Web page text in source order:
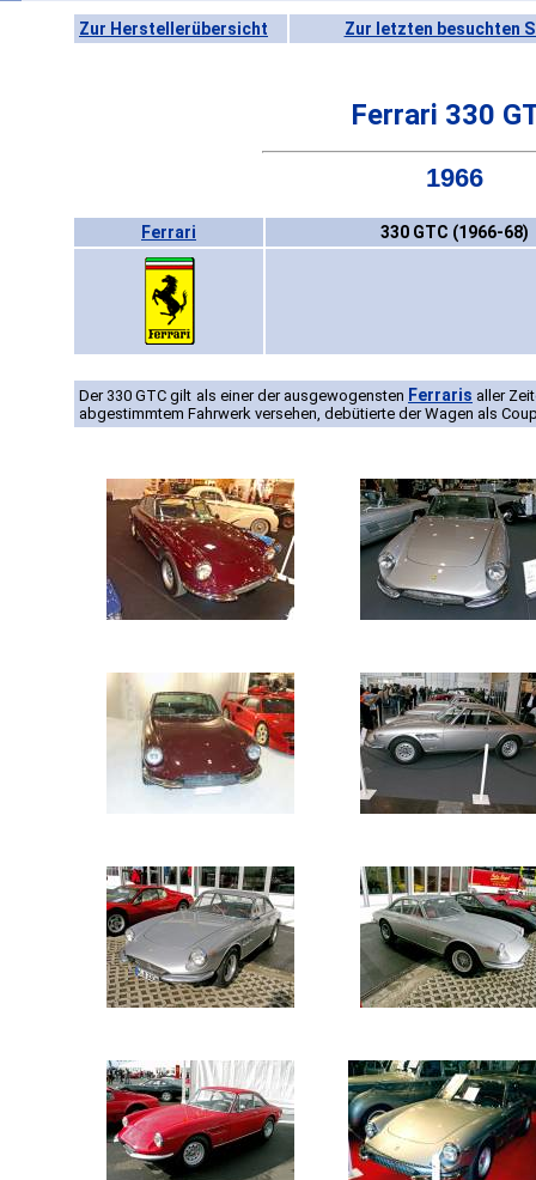
Zur Herstellerübersicht Zur letzten besuchten
Ferrari 330
1966
Ferrari 330 GTC (1966-68)
Der 330 GTC gilt als einer der ausgewogensten Ferraris aller
abgestimmtem Fahrwerk versehen, debütierte der Wagen als